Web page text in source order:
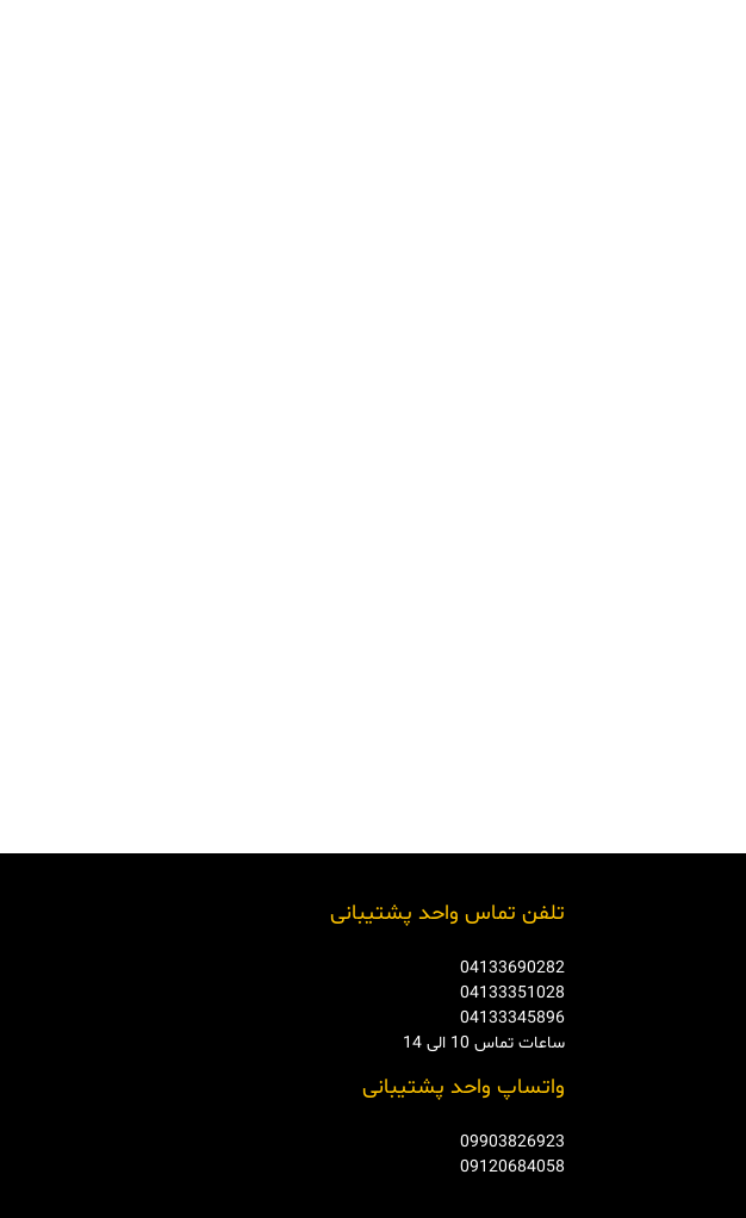
تلفن تماس واحد پشتیبانی
04133690282
04133351028
04133345896
ساعات تماس 10 الی 14
واتساپ واحد پشتیبانی
09903826923
09120684058